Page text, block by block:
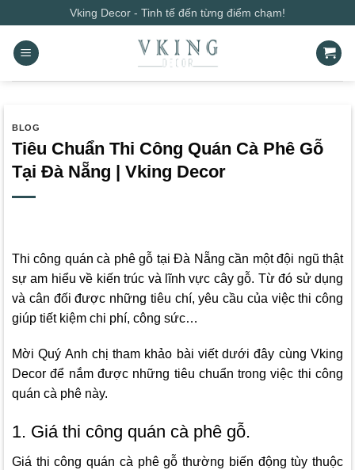
qua
nội
dung
Vking Decor - Tinh tế đến từng điểm chạm!
BLOG
Tiêu Chuẩn Thi Công Quán Cà Phê Gỗ
Tại Đà Nẵng | Vking Decor
Thi công quán cà phê gỗ tại Đà Nẵng cần một đội ngũ thật
sự am hiểu về kiến trúc và lĩnh vực cây gỗ. Từ đó sử dụng
và cân đối được những tiêu chí, yêu cầu của việc thi công
giúp tiết kiệm chi phí, công sức…
Mời Quý Anh chị tham khảo bài viết dưới đây cùng Vking
Decorđể nắm được những tiêu chuẩn trong việc thi công
quán cà phê này.
1. Giá thi công quán cà phê gỗ.
Giá thi công quán cà phê gỗ thường biến động tùy thuộc